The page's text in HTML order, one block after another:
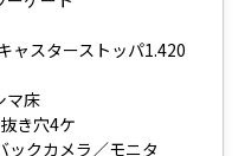
ャスターストッパ1.420
マ床
き穴4ケ
ックカメラ／モニタ